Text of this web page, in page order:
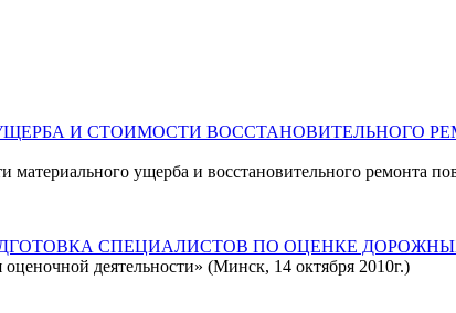
И СТОИМОСТИ ВОССТАНОВИТЕЛЬНОГО
ущерба и восстановительного ремонта
СПЕЦИАЛИСТОВ ПО ОЦЕНКЕ
деятельности» (Минск, 14 октября 2010г.)